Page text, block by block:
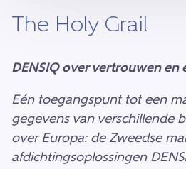
The Holy Grail
DENSIQ over vertrouwen en
Eén toegangspunt tot een
gegevens van verschillende
over Europa: de Zweedse
afdichtingsoplossingen